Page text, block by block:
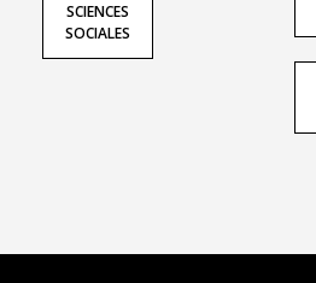
SCIENCES
SOCIALES